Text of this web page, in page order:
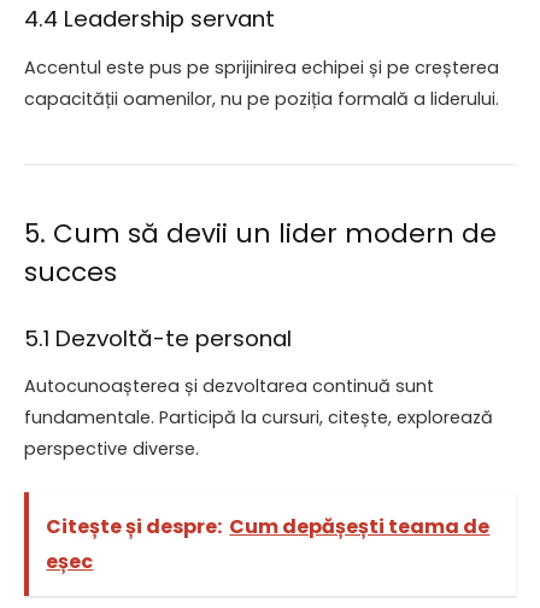
4.4 Leadership servant
Accentul este pus pe sprijinirea echipei și pe creșterea
capacității oamenilor, nu pe poziția formală a liderului.
5. Cum să devii un lider modern de
succes
5.1 Dezvoltă-te personal
Autocunoașterea și dezvoltarea continuă sunt
fundamentale. Participă la cursuri, citește, explorează
perspective diverse.
Citește și despre: Cum depășești teama de
eșec